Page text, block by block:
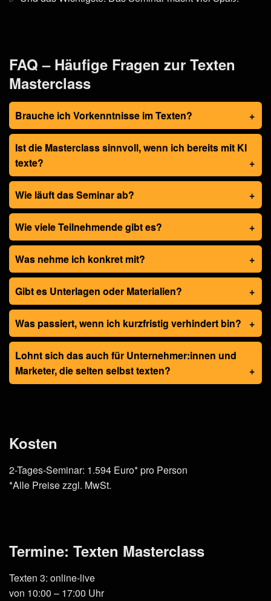
FAQ – Häufige Fragen zur Texten
Masterclass
Brauche ich Vorkenntnisse im Texten?
Ist die Masterclass sinnvoll, wenn ich bereits mit KI
texte?
Wie läuft das Seminar ab?
Wie viele Teilnehmende gibt es?
Was nehme ich konkret mit?
Gibt es Unterlagen oder Materialien?
Was passiert, wenn ich kurzfristig verhindert bin?
Lohnt sich das auch für Unternehmer:innen und
Marketer, die selten selbst texten?
Kosten
2-Tages-Seminar: 1.594 Euro* pro Person
*Alle Preise zzgl. MwSt.
Termine: Texten Masterclass
Texten 3: online-live
von 10:00 – 17:00 Uhr